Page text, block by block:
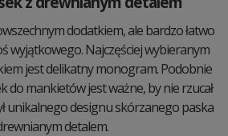
dodatkiem, ale bardzo łatwo
wyjątkowego. Najczęściej wybieranym
jest delikatny monogram. Podobnie
do mankietów jest ważne, by nie rzucał
unikalnego designu skórzanego paska
detalem.